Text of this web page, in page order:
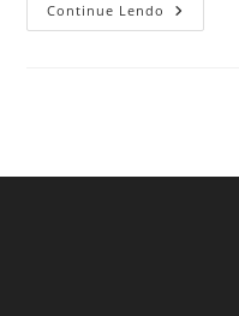
Continue Lendo O
Que
Confira!